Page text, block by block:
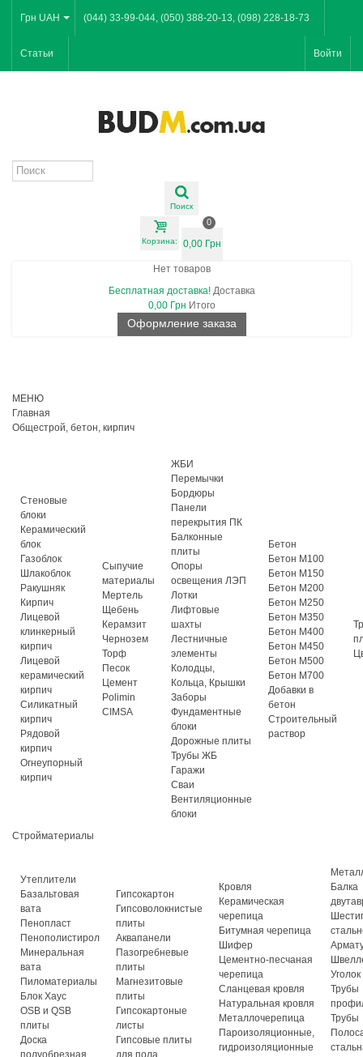
Грн UAH (044) 33-99-044, (050) 388-20-13, (098) 228-18-73
Статьи Войти
Поиск
Корзина:
0
0,00 Грн
Нет товаров
Бесплатная доставка! Доставка
0,00 Грн Итого
Оформление заказа
МЕНЮ
Главная
Общестрой, бетон, кирпич
Стеновые
блоки
Керамический
блок
Газоблок
Шлакоблок
Ракушняк
Кирпич
Лицевой
клинкерный
кирпич
Лицевой
керамический
кирпич
Силикатный
кирпич
Рядовой
кирпич
Огнеупорный
кирпич
Сыпучие
материалы
Мертель
Щебень
Керамзит
Чернозем
Торф
Песок
Цемент
Polimin
CIMSA
ЖБИ
Перемычки
Бордюры
Панели
перекрытия ПК
Балконные
плиты
Опоры
освещения ЛЭП
Лотки
Лифтовые
шахты
Лестничные
элементы
Колодцы,
Кольца, Крышки
Заборы
Фундаментные
блоки
Дорожные плиты
Трубы ЖБ
Гаражи
Сваи
Вентиляционные
блоки
Бетон
Бетон М100
Бетон М150
Бетон М200
Бетон М250
Бетон М350
Бетон М400
Бетон М450
Бетон М500
Бетон М700
Добавки в
бетон
Строительный
раствор
Стройматериалы
Утеплители
Базальтовая
вата
Пенопласт
Пенополистирол
Минеральная
вата
Пиломатериалы
Блок Хаус
OSB и QSB
плиты
Доска
полуобрезная
Гипсокартон
Гипсоволокнистые
плиты
Аквапанели
Пазогребневые
плиты
Магнезитовые
плиты
Гипсокартоные
листы
Гипсовые плиты
для пола
Кровля
Керамическая
черепица
Битумная черепица
Шифер
Цементно-песчаная
черепица
Сланцевая кровля
Натуральная кровля
Металлочерепица
Пароизоляционные,
гидроизоляционные
Балка
Уголок
Трубы
Трубы